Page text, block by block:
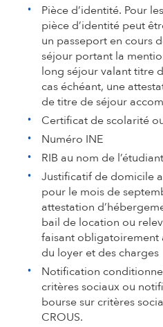
Pièce d’identité. Pour
pièce d’identité peut
un passeport en cours
séjour portant la
long séjour valant titre
cas échéant, une
de titre de séjour
Certificat de scolarité
Numéro INE
RIB au nom de l’étudiant
Justificatif de domicile
pour le mois de
attestation
bail de location ou
faisant
du loyer et des charges
Notification
critères sociaux ou
bourse sur critères
CROUS.